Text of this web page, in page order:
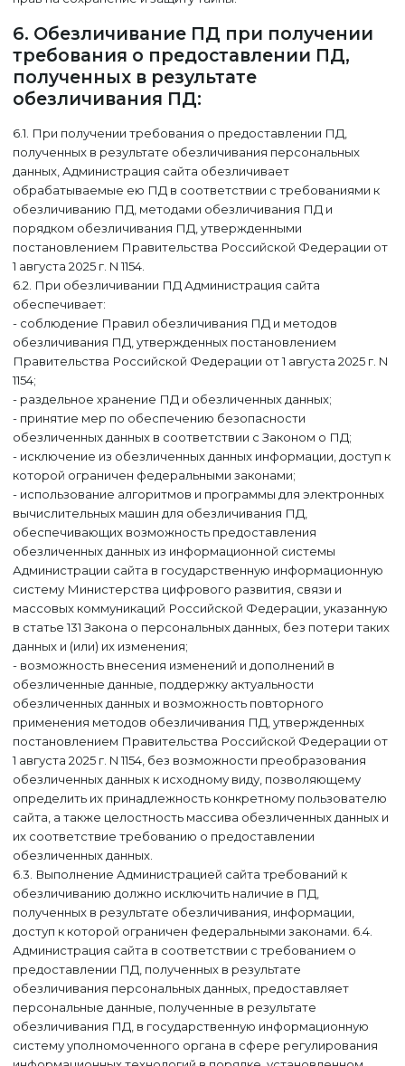
6. Обезличивание ПД при получении
требования о предоставлении ПД,
полученных в результате
обезличивания ПД:
6.1. При получении требования о предоставлении ПД,
полученных в результате обезличивания персональных
данных, Администрация сайта обезличивает
обрабатываемые ею ПД в соответствии с требованиями к
обезличиванию ПД, методами обезличивания ПД и
порядком обезличивания ПД, утвержденными
постановлением Правительства Российской Федерации от
1 августа 2025 г. N 1154.
6.2. При обезличивании ПД Администрация сайта
обеспечивает:
- соблюдение Правил обезличивания ПД и методов
обезличивания ПД, утвержденных постановлением
Правительства Российской Федерации от 1 августа 2025 г. N
1154;
- раздельное хранение ПД и обезличенных данных;
- принятие мер по обеспечению безопасности
обезличенных данных в соответствии с Законом о ПД;
- исключение из обезличенных данных информации, доступ к
которой ограничен федеральными законами;
- использование алгоритмов и программы для электронных
вычислительных машин для обезличивания ПД,
обеспечивающих возможность предоставления
обезличенных данных из информационной системы
Администрации сайта в государственную информационную
систему Министерства цифрового развития, связи и
массовых коммуникаций Российской Федерации, указанную
в статье 131 Закона о персональных данных, без потери таких
данных и (или) их изменения;
- возможность внесения изменений и дополнений в
обезличенные данные, поддержку актуальности
обезличенных данных и возможность повторного
применения методов обезличивания ПД, утвержденных
постановлением Правительства Российской Федерации от
1 августа 2025 г. N 1154, без возможности преобразования
обезличенных данных к исходному виду, позволяющему
определить их принадлежность конкретному пользователю
сайта, а также целостность массива обезличенных данных и
их соответствие требованию о предоставлении
обезличенных данных.
6.3. Выполнение Администрацией сайта требований к
обезличиванию должно исключить наличие в ПД,
полученных в результате обезличивания, информации,
доступ к которой ограничен федеральными законами. 6.4.
Администрация сайта в соответствии с требованием о
предоставлении ПД, полученных в результате
обезличивания персональных данных, предоставляет
персональные данные, полученные в результате
обезличивания ПД, в государственную информационную
систему уполномоченного органа в сфере регулирования